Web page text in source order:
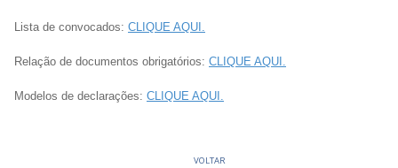
Lista de convocados: CLIQUE AQUI.
Relação de documentos obrigatórios: CLIQUE AQUI.
Modelos de declarações: CLIQUE AQUI.
VOLTAR